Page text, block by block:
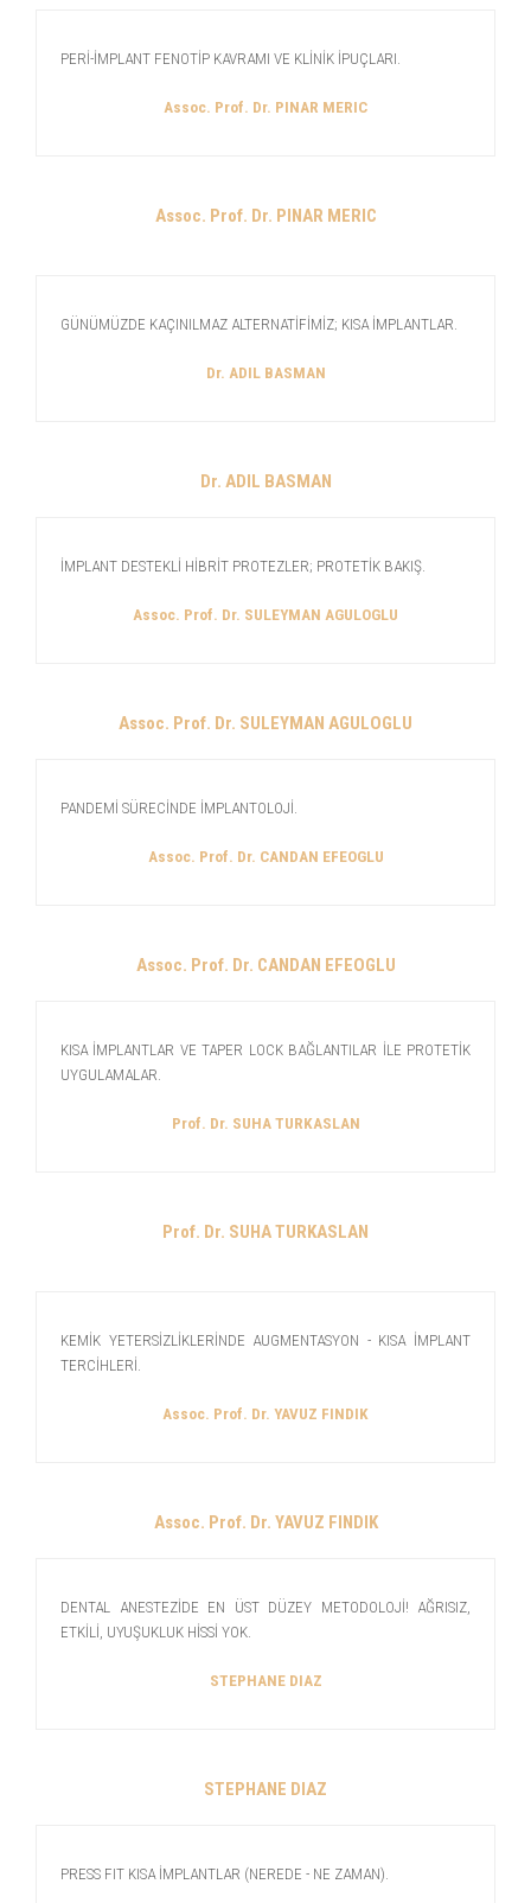
PERİ-İMPLANT FENOTİP KAVRAMI VE KLİNİK İPUÇLARI.
Assoc. Prof. Dr. PINAR MERIC
Assoc. Prof. Dr. PINAR MERIC
GÜNÜMÜZDE KAÇINILMAZ ALTERNATİFİMİZ; KISA İMPLANTLAR.
Dr. ADIL BASMAN
Dr. ADIL BASMAN
İMPLANT DESTEKLİ HİBRİT PROTEZLER; PROTETİK BAKIŞ.
Assoc. Prof. Dr. SULEYMAN AGULOGLU
Assoc. Prof. Dr. SULEYMAN AGULOGLU
PANDEMİ SÜRECİNDE İMPLANTOLOJİ.
Assoc. Prof. Dr. CANDAN EFEOGLU
Assoc. Prof. Dr. CANDAN EFEOGLU
KISA İMPLANTLAR VE TAPER LOCK BAĞLANTILAR İLE PROTETİK
UYGULAMALAR.
Prof. Dr. SUHA TURKASLAN
Prof. Dr. SUHA TURKASLAN
KEMİK YETERSİZLİKLERİNDE AUGMENTASYON - KISA İMPLANT
TERCİHLERİ.
Assoc. Prof. Dr. YAVUZ FINDIK
Assoc. Prof. Dr. YAVUZ FINDIK
DENTAL ANESTEZİDE EN ÜST DÜZEY METODOLOJİ! AĞRISIZ,
ETKİLİ, UYUŞUKLUK HİSSİ YOK.
STEPHANE DIAZ
STEPHANE DIAZ
PRESS FIT KISA İMPLANTLAR (NEREDE - NE ZAMAN).